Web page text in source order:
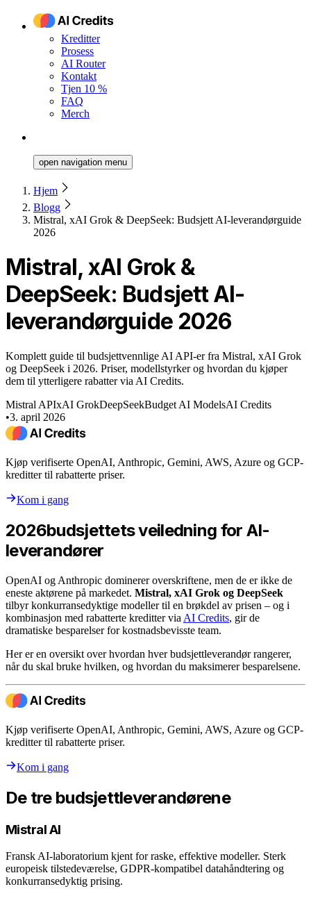
Kreditter
Prosess
AI Router
Kontakt
Tjen 10 %
FAQ
Merch
open navigation menu
Hjem
Blogg
Mistral, xAI Grok & DeepSeek: Budsjett AI-leverandørguide
2026
Mistral, xAI Grok &
DeepSeek: Budsjett AI-
leverandørguide 2026
Komplett guide til budsjettvennlige AI API-er fra Mistral, xAI Grok
og DeepSeek i 2026. Priser, modellstyrker og hvordan du kjøper
dem til ytterligere rabatter via AI Credits.
Mistral APIxAI GrokDeepSeekBudget AI ModelsAI Credits
•3. april 2026
Kjøp verifiserte OpenAI, Anthropic, Gemini, AWS, Azure og GCP-
kreditter til rabatterte priser.
Kom i gang
2026budsjettets veiledning for AI-
leverandører
OpenAI og Anthropic dominerer overskriftene, men de er ikke de
eneste aktørene på markedet. Mistral, xAI Grok og DeepSeek
tilbyr konkurransedyktige modeller til en brøkdel av prisen – og i
kombinasjon med rabatterte kreditter via AI Credits, gir de
dramatiske besparelser for kostnadsbevisste team.
Her er en oversikt over hvordan hver budsjettleverandør rangerer,
når du skal bruke hvilken, og hvordan du maksimerer besparelsene.
Kjøp verifiserte OpenAI, Anthropic, Gemini, AWS, Azure og GCP-
kreditter til rabatterte priser.
Kom i gang
De tre budsjettleverandørene
Mistral AI
Fransk AI-laboratorium kjent for raske, effektive modeller. Sterk
europeisk tilstedeværelse, GDPR-kompatibel datahåndtering og
konkurransedyktig prising.